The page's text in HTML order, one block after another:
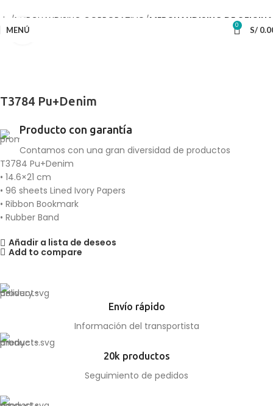
MENÚ 0 S/
MERCHANDISING CORPORATIVO MERCHANDISING DE OFICINA
T3784 Pu+Denim
Producto con garantía
Contamos con una gran diversidad de productos
T3784 Pu+Denim
• 14.6×21 cm
• 96 sheets Lined Ivory Papers
• Ribbon Bookmark
• Rubber Band
Añadir a lista de deseos
Add to compare
Envío rápido
Información del transportista
20k productos
Seguimiento de pedidos